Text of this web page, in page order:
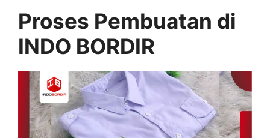
Proses Pembuatan di
INDO BORDIR